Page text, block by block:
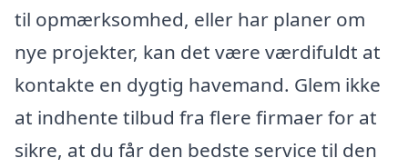
til opmærksomhed, eller har planer om
nye projekter, kan det være værdifuldt at
kontakte en dygtig havemand. Glem ikke
at indhente tilbud fra flere firmaer for at
sikre, at du får den bedste service til den